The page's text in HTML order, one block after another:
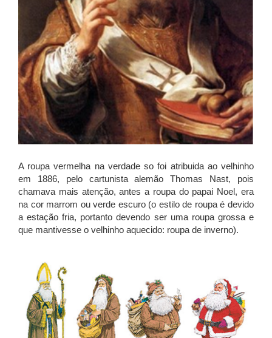
A roupa vermelha na verdade so foi atribuida ao velhinho
em 1886, pelo cartunista alemão Thomas Nast, pois
chamava mais atenção, antes a roupa do papai Noel, era
na cor marrom ou verde escuro (o estilo de roupa é devido
a estação fria, portanto devendo ser uma roupa grossa e
que mantivesse o velhinho aquecido: roupa de inverno).